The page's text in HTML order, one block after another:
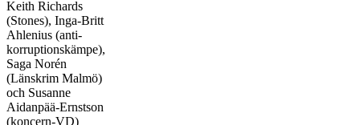
Keith Richards
(Stones), Inga-Britt
Ahlenius (anti-
korruptionskämpe),
Saga Norén
(Länskrim Malmö)
och Susanne
Aidanpää-Ernstson
(koncern-VD)